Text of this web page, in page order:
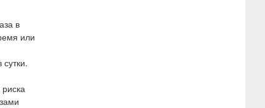
в
или